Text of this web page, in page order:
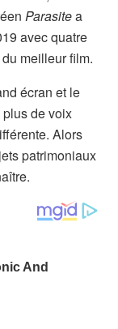
Parasitea
avec quatre
meilleur film.
écran et le
de voix
Alors
patrimoniaux